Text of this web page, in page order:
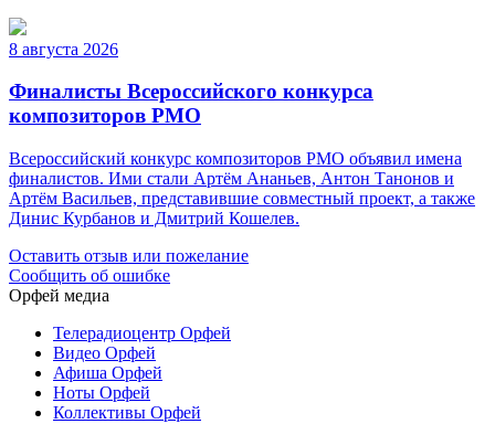
8 августа 2026
Финалисты Всероссийского конкурса
композиторов РМО
Всероссийский конкурс композиторов РМО объявил имена
финалистов. Ими стали Артём Ананьев, Антон Танонов и
Артём Васильев, представившие совместный проект, а также
Динис Курбанов и Дмитрий Кошелев.
Оставить отзыв или пожелание
Сообщить об ошибке
Орфей медиа
Телерадиоцентр Орфей
Видео Орфей
Афиша Орфей
Ноты Орфей
Коллективы Орфей